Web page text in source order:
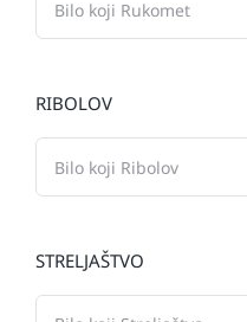
RIBOLOV
STRELJAŠTVO